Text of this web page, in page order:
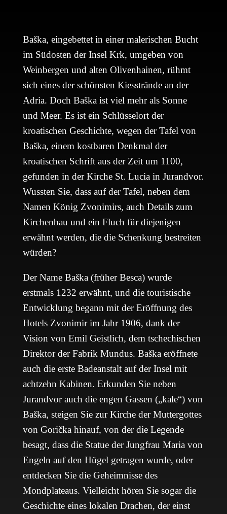
Baška, eingebettet in einer malerischen Bucht
im Südosten der Insel Krk, umgeben von
Weinbergen und alten Olivenhainen, rühmt
sich eines der schönsten Kiesstrände an der
Adria. Doch Baška ist viel mehr als Sonne
und Meer. Es ist ein Schlüsselort der
kroatischen Geschichte, wegen der Tafel von
Baška, einem kostbaren Denkmal der
kroatischen Schrift aus der Zeit um 1100,
gefunden in der Kirche St. Lucia in Jurandvor.
Wussten Sie, dass auf der Tafel, neben dem
Namen König Zvonimirs, auch Details zum
Kirchenbau und ein Fluch für diejenigen
erwähnt werden, die die Schenkung bestreiten
würden?
Der Name Baška (früher Besca) wurde
erstmals 1232 erwähnt, und die touristische
Entwicklung begann mit der Eröffnung des
Hotels Zvonimir im Jahr 1906, dank der
Vision von Emil Geistlich, dem tschechischen
Direktor der Fabrik Mundus. Baška eröffnete
auch die erste Badeanstalt auf der Insel mit
achtzehn Kabinen. Erkunden Sie neben
Jurandvor auch die engen Gassen („kale“) von
Baška, steigen Sie zur Kirche der Muttergottes
von Gorička hinauf, von der die Legende
besagt, dass die Statue der Jungfrau Maria von
Engeln auf den Hügel getragen wurde, oder
entdecken Sie die Geheimnisse des
Mondplateaus. Vielleicht hören Sie sogar die
Geschichte eines lokalen Drachen, der einst